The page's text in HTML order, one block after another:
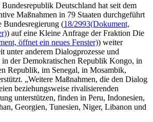
Deutschland hat seit dem
Maßnahmen in 79 Staaten durchgeführt
Bundesregierung (18/2993(Dokument,
) auf eine Kleine Anfrage der Fraktion Die
öffnet ein neues Fenster)) weiter
unter anderem Dialogprozesse und
der Demokratischen Republik Kongo, in
Republik, im Senegal, in Mosambik,
„Weitere Maßnahmen, die den Dialog
beziehungsweise rivalisierenden
unterstützen, finden in Peru, Indonesien,
Georgien, Tunesien, Niger, Libanon und